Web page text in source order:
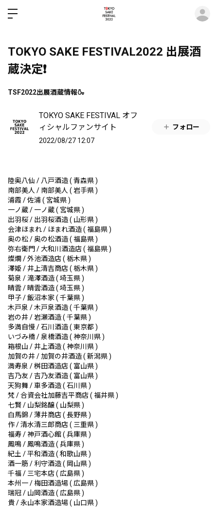
TOKYO SAKE FESTIVAL2022 出展酒
蔵決定❗
TSF2022出展酒蔵情報🍶
TOKYO SAKE FESTIVAL オフ
ィシャルファンサイト
2022/08/27 12:07
フォロー
陸奥八仙 / 八戸酒造 ( 青森県 )
南部美人 / 南部美人 ( 岩手県 )
浦霞 / 佐浦 ( 宮城県 )
一ノ蔵 / 一ノ蔵 ( 宮城県 )
出羽桜 / 出羽桜酒造 ( 山形県 )
会津ほまれ / ほまれ酒造 ( 福島県 )
奥の松 / 奥の松酒造 ( 福島県 )
弥右衛門 / 大和川酒造店 ( 福島県 )
燦爛 / 外池酒造店 ( 栃木県 )
澤姫 / 井上清吉商店 ( 栃木県 )
菊泉 / 滝澤酒造 ( 埼玉県 )
晴雲 / 晴雲酒造 ( 埼玉県 )
甲子 / 飯沼本家 ( 千葉県 )
木戸泉 / 木戸泉酒造 ( 千葉県 )
岩の井 / 岩瀬酒造 ( 千葉県 )
多満自慢 / 石川酒造 ( 東京都 )
いづみ橋 / 泉橋酒造 ( 神奈川県 )
箱根山 / 井上酒造 ( 神奈川県 )
加賀の井 / 加賀の井酒造 ( 新潟県 )
満寿泉 / 桝田酒造店 ( 富山県 )
吉乃友 / 吉乃友酒造 ( 富山県 )
天狗舞 / 車多酒造 ( 石川県 )
梵 / 合資会社加藤吉平商店 ( 福井県 )
七賢 / 山梨銘醸 ( 山梨県 )
白馬錦 / 薄井商店 ( 長野県 )
作 / 清水清三郎商店 ( 三重県 )
福寿 / 神戸酒心館 ( 兵庫県 )
鳳鳴 / 鳳鳴酒造 ( 兵庫県 )
紀土 / 平和酒造 ( 和歌山県 )
酒一筋 / 利守酒造 ( 岡山県 )
千福 / 三宅本店 ( 広島県 )
本州一 / 梅田酒造場 ( 広島県 )
瑞冠 / 山岡酒造 ( 広島県 )
貴 / 永山本家酒造場 ( 山口県 )